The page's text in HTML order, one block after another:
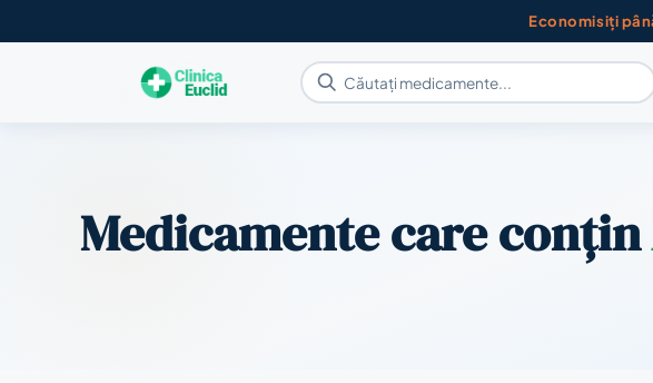
Economisiți
Medicamente care conțin